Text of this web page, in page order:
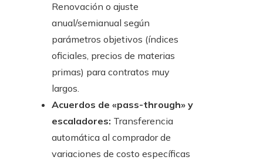
Renovación o ajuste
anual/semianual según
parámetros objetivos (índices
oficiales, precios de materias
primas) para contratos muy
largos.
Acuerdos de «pass-through» y
escaladores: Transferencia
automática al comprador de
variaciones de costo específicas